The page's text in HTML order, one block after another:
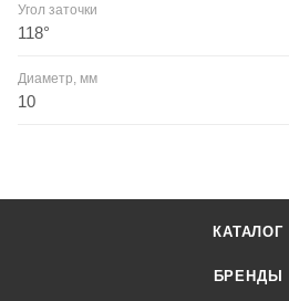
Угол заточки
118°
Диаметр, мм
10
КАТАЛОГ
БРЕНДЫ